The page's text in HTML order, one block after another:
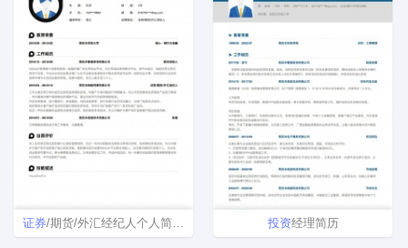
证券/期货/外汇经纪人个人简历模板 投资经理简历